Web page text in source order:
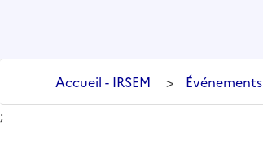
Accueil - IRSEM > Événements
;